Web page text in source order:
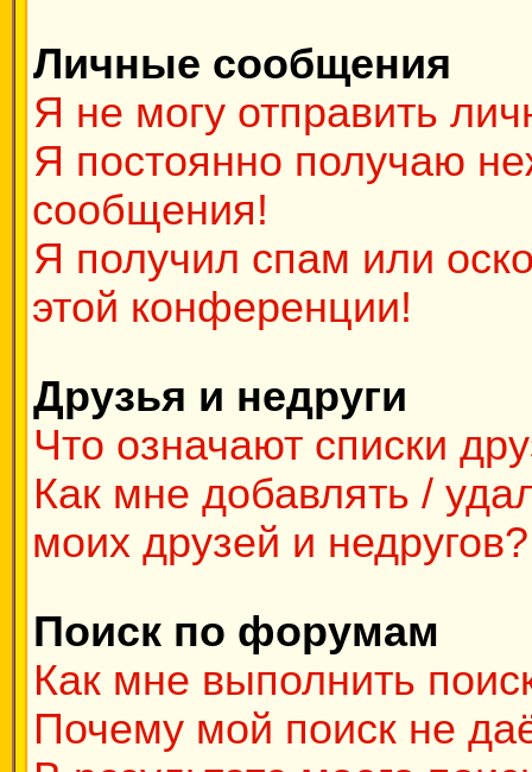
Личные сообщения
Я не могу отправить
Я постоянно получаю
сообщения!
Я получил спам или
этой конференции!
Друзья и недруги
Что означают списки
Как мне добавлять /
моих друзей и недругов?
Поиск по форумам
Как мне выполнить
Почему мой поиск не